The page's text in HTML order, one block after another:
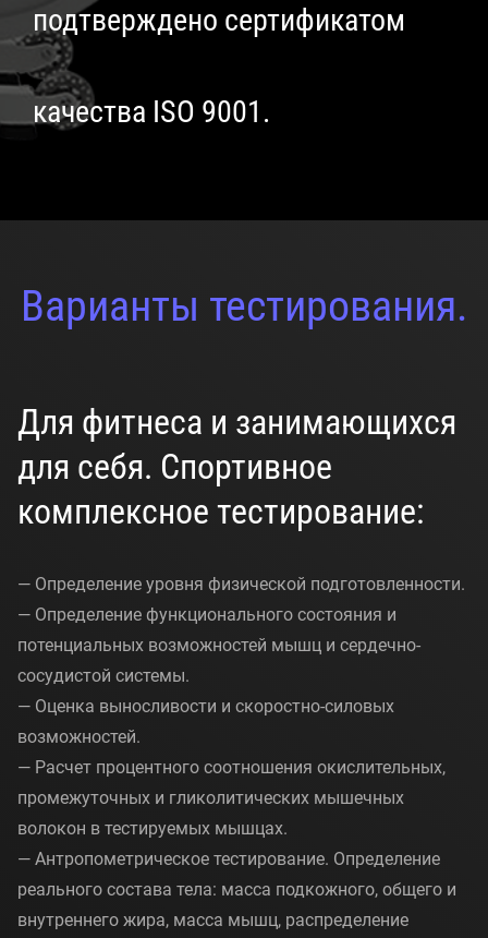
подтверждено сертификатом
качества ISO 9001.
Варианты тестирования.
Для фитнеса и занимающихся
для себя. Спортивное
комплексное тестирование:
— Определение уровня физической подготовленности.
— Определение функционального состояния и
потенциальных возможностей мышц и сердечно-
сосудистой системы.
— Оценка выносливости и скоростно-силовых
возможностей.
— Расчет процентного соотношения окислительных,
промежуточных и гликолитических мышечных
волокон в тестируемых мышцах.
— Антропометрическое тестирование. Определение
реального состава тела: масса подкожного, общего и
внутреннего жира, масса мышц, распределение